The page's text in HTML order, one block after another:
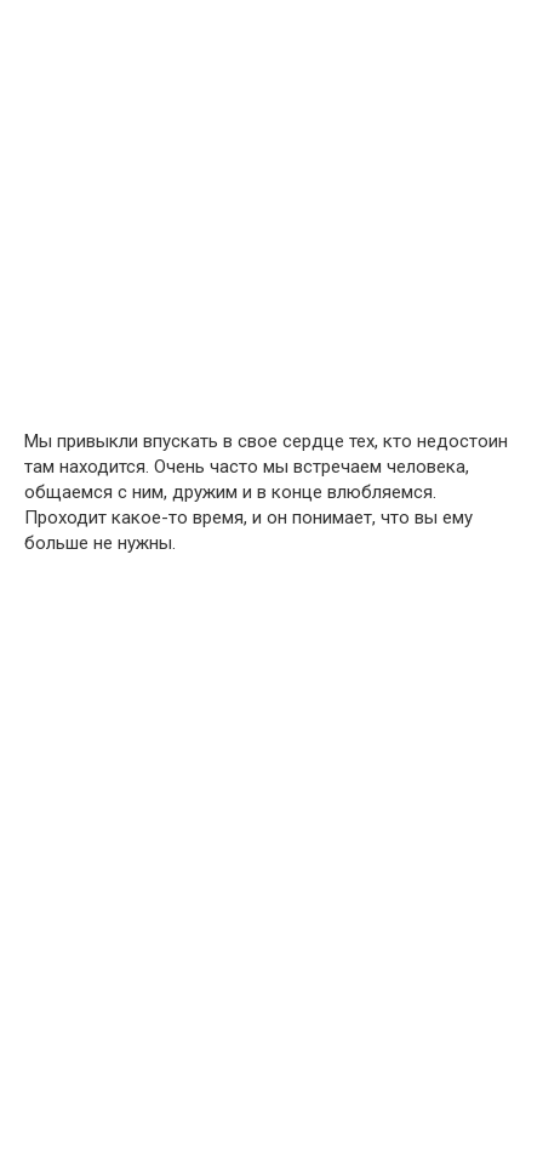
Мы привыкли впускать в свое сердце тех, кто недостоин
там находится. Очень часто мы встречаем человека,
общаемся с ним, дружим и в конце влюбляемся.
Проходит какое-то время, и он понимает, что вы ему
больше не нужны.